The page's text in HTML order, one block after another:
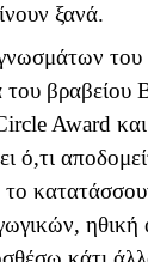
ξανά.
βραβείου
Award
το